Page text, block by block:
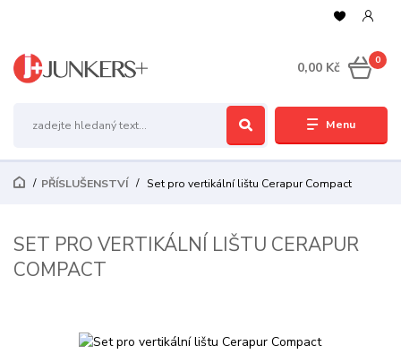
Menu
0
0,00 Kč
PŘÍSLUŠENSTVÍ Set pro vertikální lištu Cerapur Compact
SET PRO VERTIKÁLNÍ LIŠTU CERAPUR
COMPACT